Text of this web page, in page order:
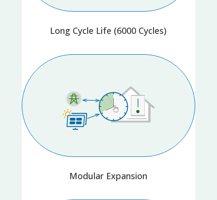
Long Cycle Life (6000 Cycles)
Modular Expansion